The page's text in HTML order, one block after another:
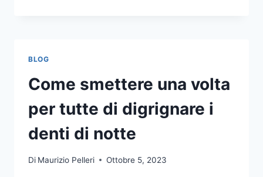
BLOG
Come smettere una volta
per tutte di digrignare i
denti di notte
Di Maurizio Pelleri Ottobre 5, 2023